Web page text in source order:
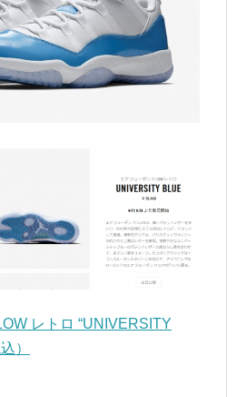
レトロ “UNIVERSITY
）